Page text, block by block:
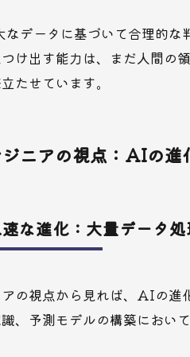
データに基づいて合理的な
け出す能力は、まだ人間の
たせています。
ニアの視点：AIの進
な進化：大量データ
の視点から見れば、AIの進
、予測モデルの構築におい